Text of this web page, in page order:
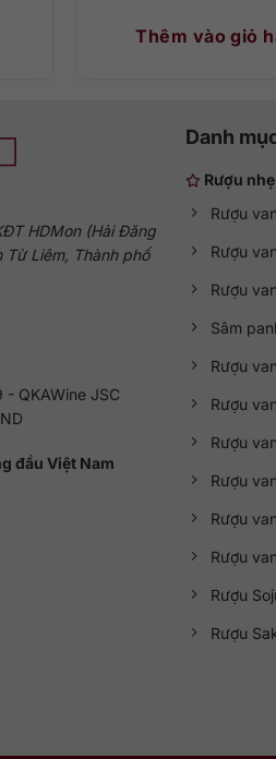
Thêm vào giỏ
HDMon (Hải Đăng
Liêm, Thành phố
QKAWine JSC
đầu Việt Nam
Danh
Rượu nhẹ
Rượu
Rượu
Rượu
Sâm
Rượu
Rượu
Rượu
Rượu
Rượu
Rượu
Rượu
Rượu